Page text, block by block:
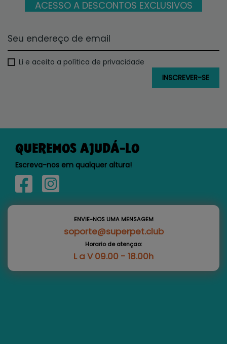
ACESSO A DESCONTOS EXCLUSIVOS
Li e aceito a política de privacidade
QUEREMOS AJUDÁ-LO
Escreva-nos em qualquer altura!
ENVIE-NOS UMA MENSAGEM
soporte@superpet.club
Horario de atençao:
L a V 09.00 - 18.00h